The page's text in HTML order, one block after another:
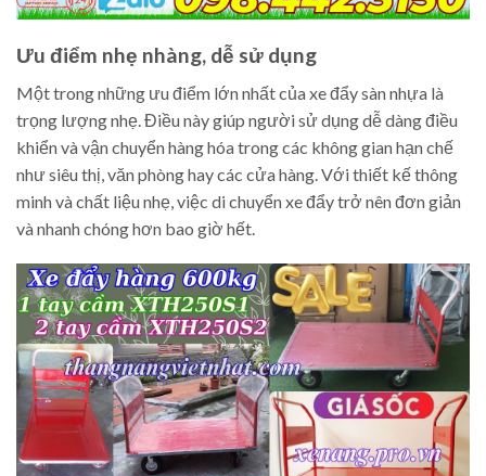
Ưu điểm nhẹ nhàng, dễ sử dụng
Một trong những ưu điểm lớn nhất của xe đẩy sàn nhựa là
trọng lượng nhẹ. Điều này giúp người sử dụng dễ dàng điều
khiển và vận chuyển hàng hóa trong các không gian hạn chế
như siêu thị, văn phòng hay các cửa hàng. Với thiết kế thông
minh và chất liệu nhẹ, việc di chuyển xe đẩy trở nên đơn giản
và nhanh chóng hơn bao giờ hết.